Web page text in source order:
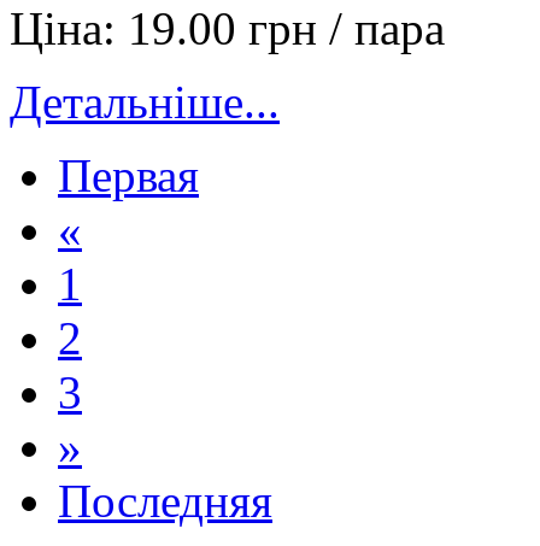
Ціна: 19.00 грн / пара
Детальніше...
Первая
«
1
2
3
»
Последняя